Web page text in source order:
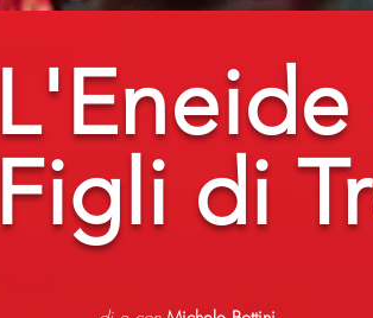
Figli di